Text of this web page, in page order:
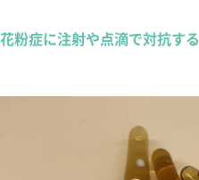
花粉症に注射や点滴で対抗する